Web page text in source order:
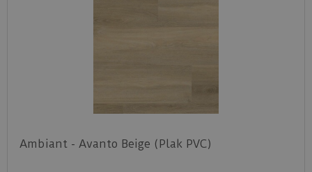
Ambiant - Avanto Beige (Plak PVC)